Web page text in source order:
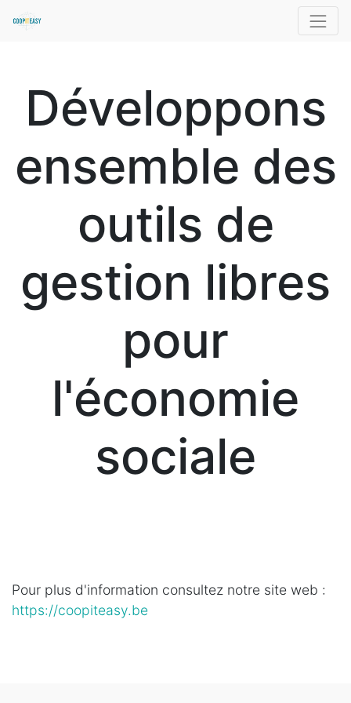
Développons
ensemble des
outils de
gestion libres
pour
l'économie
sociale
Pour plus d'information consultez notre site web :
https://coopiteasy.be